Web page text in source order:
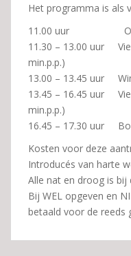
Het programma is als
11.00 uur
11.30 – 13.00 uur
min.p.p.)
13.00 – 13.45 uur
13.45 – 16.45 uur
min.p.p.)
16.45 – 17.30 uur
Kosten voor deze
Introducés van harte
Alle nat en droog is bij
Bij WEL opgeven en
betaald voor de reeds